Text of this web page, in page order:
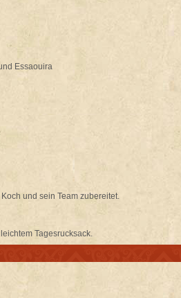
Essaouira
und sein Team zubereitet.
Tagesrucksack.